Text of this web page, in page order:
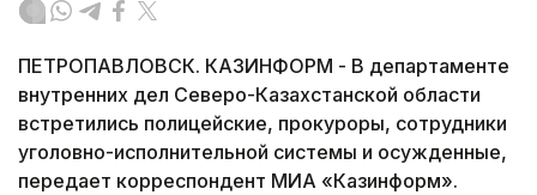
ПЕТРОПАВЛОВСК. КАЗИНФОРМ - В департаменте
внутренних дел Северо-Казахстанской области
встретились полицейские, прокуроры, сотрудники
уголовно-исполнительной системы и осужденные,
передает корреспондент МИА «Казинформ».